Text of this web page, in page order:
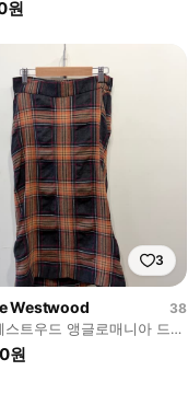
원
3
Westwood
38
스트우드 앵글로매니아 드레
트
원